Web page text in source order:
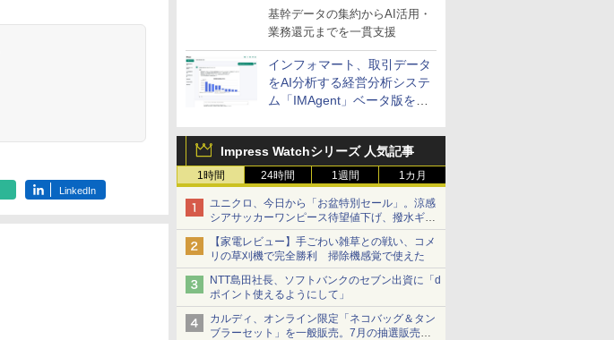
基幹データの集約からAI活用・
業務還元までを一貫支援
インフォマート、取引データ
をAI分析する経営分析システ
ム「IMAgent」ベータ版を提
Impress Watchシリーズ 人気記事
1時間 24時間 1週間 1カ月
ユニクロ、今日から「お盆特別セール」。涼感
シアサッカーワンピース待望値下げ、撥水ギア
ショーツは1990円に
【家電レビュー】手ごわい雑草との戦い、コメ
リの草刈機で完全勝利 掃除機感覚で使えた
NTT島田社長、ソフトバンクのセブン出資に「d
ポイント使えるようにして」
カルディ、オンライン限定「ネコバッグ＆タン
ブラーセット」を一般販売。7月の抽選販売の
LinkedIn